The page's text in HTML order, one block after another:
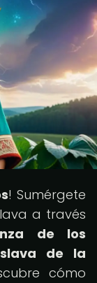
! Sumérgete
a través
de los
de la
cómo